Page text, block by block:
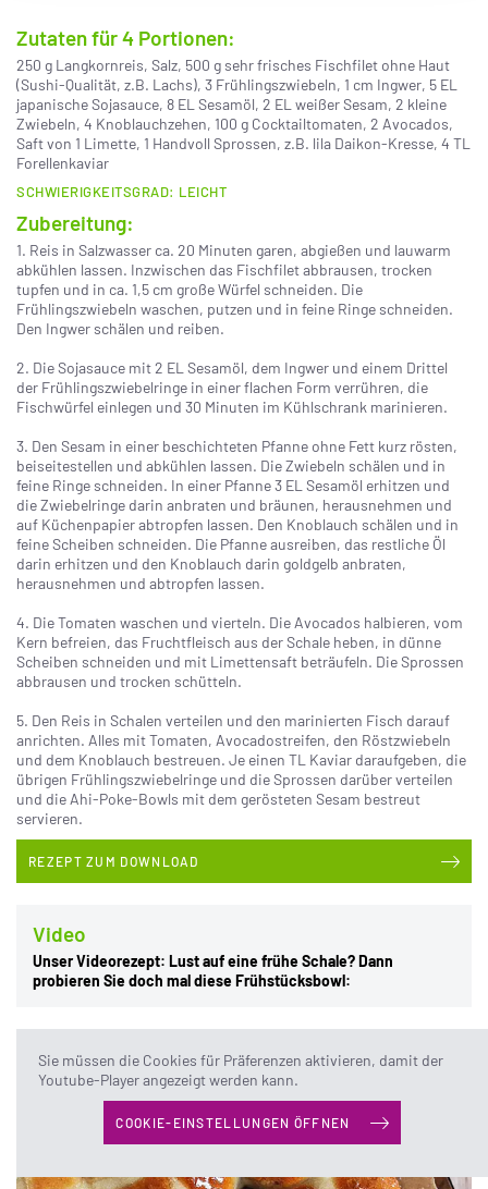
Zutaten für 4 Portionen:
250 g Langkornreis, Salz, 500 g sehr frisches Fischfilet ohne Haut
(Sushi-Qualität, z.B. Lachs), 3 Frühlingszwiebeln, 1 cm Ingwer, 5 EL
japanische Sojasauce, 8 EL Sesamöl, 2 EL weißer Sesam, 2 kleine
Zwiebeln, 4 Knoblauchzehen, 100 g Cocktailtomaten, 2 Avocados,
Saft von 1 Limette, 1 Handvoll Sprossen, z.B. lila Daikon-Kresse, 4 TL
Forellenkaviar
SCHWIERIGKEITSGRAD: LEICHT
Zubereitung:
1. Reis in Salzwasser ca. 20 Minuten garen, abgießen und lauwarm
abkühlen lassen. Inzwischen das Fischfilet abbrausen, trocken
tupfen und in ca. 1,5 cm große Würfel schneiden. Die
Frühlingszwiebeln waschen, putzen und in feine Ringe schneiden.
Den Ingwer schälen und reiben.
2. Die Sojasauce mit 2 EL Sesamöl, dem Ingwer und einem Drittel
der Frühlingszwiebelringe in einer flachen Form verrühren, die
Fischwürfel einlegen und 30 Minuten im Kühlschrank marinieren.
3. Den Sesam in einer beschichteten Pfanne ohne Fett kurz rösten,
beiseitestellen und abkühlen lassen. Die Zwiebeln schälen und in
feine Ringe schneiden. In einer Pfanne 3 EL Sesamöl erhitzen und
die Zwiebelringe darin anbraten und bräunen, herausnehmen und
auf Küchenpapier abtropfen lassen. Den Knoblauch schälen und in
feine Scheiben schneiden. Die Pfanne ausreiben, das restliche Öl
darin erhitzen und den Knoblauch darin goldgelb anbraten,
herausnehmen und abtropfen lassen.
4. Die Tomaten waschen und vierteln. Die Avocados halbieren, vom
Kern befreien, das Fruchtfleisch aus der Schale heben, in dünne
Scheiben schneiden und mit Limettensaft beträufeln. Die Sprossen
abbrausen und trocken schütteln.
5. Den Reis in Schalen verteilen und den marinierten Fisch darauf
anrichten. Alles mit Tomaten, Avocadostreifen, den Röstzwiebeln
und dem Knoblauch bestreuen. Je einen TL Kaviar daraufgeben, die
übrigen Frühlingszwiebelringe und die Sprossen darüber verteilen
und die Ahi-Poke-Bowls mit dem gerösteten Sesam bestreut
servieren.
REZEPT ZUM DOWNLOAD
Video
Unser Videorezept: Lust auf eine frühe Schale? Dann
probieren Sie doch mal diese Frühstücksbowl:
Sie müssen die Cookies für Präferenzen aktivieren, damit der
Youtube-Player angezeigt werden kann.
COOKIE-EINSTELLUNGEN ÖFFNEN
Stand: Juni 2018
Das könnte Sie auch interessieren: